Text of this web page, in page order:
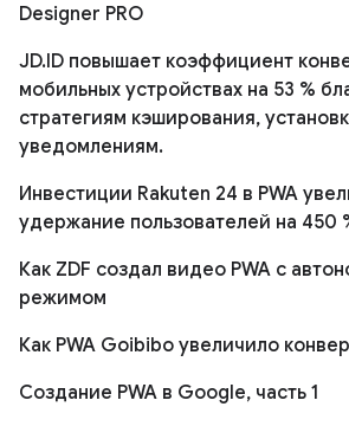
Designer PRO
JD.ID повышает коэффициент
мобильных устройствах на 53 %
стратегиям кэширования,
уведомлениям.
Инвестиции Rakuten 24 в PWA
удержание пользователей на 450
Как ZDF создал видео PWA с
режимом
Как PWA Goibibo увеличило
Создание PWA в Google, часть 1